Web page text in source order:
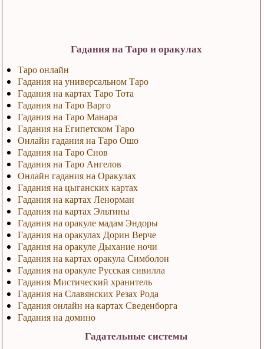
Гадания на Таро и оракулах
Таро онлайн
Гадания на универсальном Таро
Гадания на картах Таро Тота
Гадания на Таро Варго
Гадания на Таро Манара
Гадания на Египетском Таро
Онлайн гадания на Таро Ошо
Гадания на Таро Снов
Гадания на Таро Ангелов
Онлайн гадания на Оракулах
Гадания на цыганских картах
Гадания на картах Ленорман
Гадания на картах Эльтины
Гадания на оракуле мадам Эндоры
Гадания на оракулах Дорин Верче
Гадания на оракуле Дыхание ночи
Гадания на картах оракула Симболон
Гадания на оракуле Русская сивилла
Гадания Мистический хранитель
Гадания на Славянских Резах Рода
Гадания онлайн на картах Сведенборга
Гадания на домино
Гадательные системы